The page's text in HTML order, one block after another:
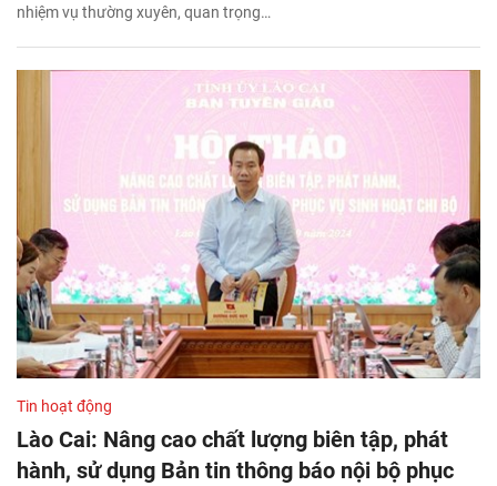
nhiệm vụ thường xuyên, quan trọng…
Tin hoạt động
Lào Cai: Nâng cao chất lượng biên tập, phát
hành, sử dụng Bản tin thông báo nội bộ phục